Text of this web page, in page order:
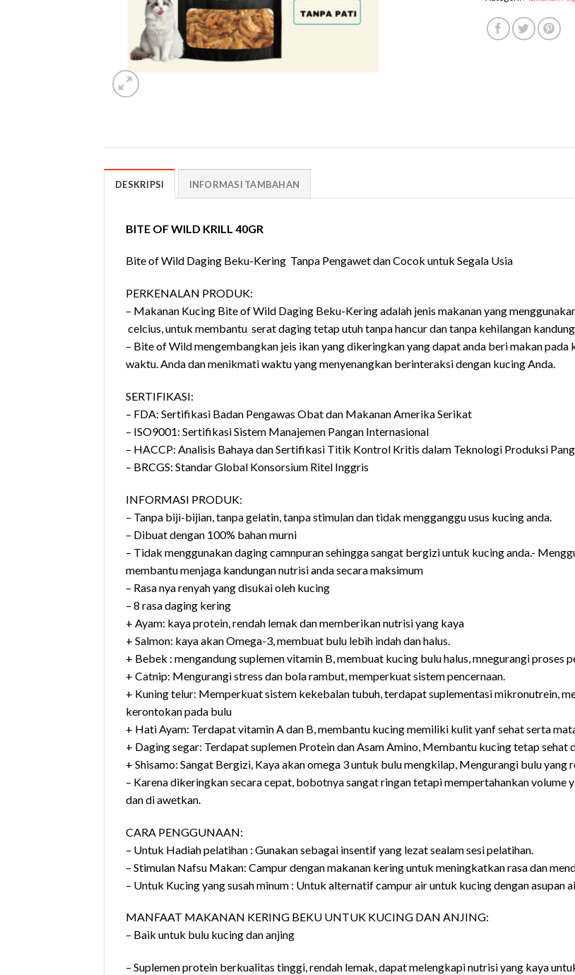
DESKRIPSI INFORMASI TAMBAHAN
BITE OF WILD KRILL 40GR
Bite of Wild Daging Beku-Kering Tanpa Pengawet dan Cocok untuk Segala Usia
PERKENALAN PRODUK:
– Makanan Kucing Bite of Wild Daging Beku-Kering adalah jenis makanan yang
celcius, untuk membantu serat daging tetap utuh tanpa hancur dan tanpa kehilangan
– Bite of Wild mengembangkan jeis ikan yang dikeringkan yang dapat anda beri makan pada
waktu. Anda dan menikmati waktu yang menyenangkan berinteraksi dengan kucing Anda.
SERTIFIKASI:
– FDA: Sertifikasi Badan Pengawas Obat dan Makanan Amerika Serikat
– ISO9001: Sertifikasi Sistem Manajemen Pangan Internasional
– HACCP: Analisis Bahaya dan Sertifikasi Titik Kontrol Kritis dalam Teknologi Produksi
– BRCGS: Standar Global Konsorsium Ritel Inggris
INFORMASI PRODUK:
– Tanpa biji-bijian, tanpa gelatin, tanpa stimulan dan tidak mengganggu usus kucing anda.
– Dibuat dengan 100% bahan murni
– Tidak menggunakan daging camnpuran sehingga sangat bergizi untuk kucing anda.-
membantu menjaga kandungan nutrisi anda secara maksimum
– Rasa nya renyah yang disukai oleh kucing
– 8 rasa daging kering
+ Ayam: kaya protein, rendah lemak dan memberikan nutrisi yang kaya
+ Salmon: kaya akan Omega-3, membuat bulu lebih indah dan halus.
+ Bebek : mengandung suplemen vitamin B, membuat kucing bulu halus, mnegurangi proses
+ Catnip: Mengurangi stress dan bola rambut, memperkuat sistem pencernaan.
+ Kuning telur: Memperkuat sistem kekebalan tubuh, terdapat suplementasi mikronutrein,
kerontokan pada bulu
+ Hati Ayam: Terdapat vitamin A dan B, membantu kucing memiliki kulit yanf sehat serta
+ Daging segar: Terdapat suplemen Protein dan Asam Amino, Membantu kucing tetap sehat
+ Shisamo: Sangat Bergizi, Kaya akan omega 3 untuk bulu mengkilap, Mengurangi bulu yang
– Karena dikeringkan secara cepat, bobotnya sangat ringan tetapi mempertahankan volume
dan di awetkan.
CARA PENGGUNAAN:
– Untuk Hadiah pelatihan : Gunakan sebagai insentif yang lezat sealam sesi pelatihan.
– Stimulan Nafsu Makan: Campur dengan makanan kering untuk meningkatkan rasa dan
– Untuk Kucing yang susah minum : Untuk alternatif campur air untuk kucing dengan asupan
MANFAAT MAKANAN KERING BEKU UNTUK KUCING DAN ANJING:
– Baik untuk bulu kucing dan anjing
– Suplemen protein berkualitas tinggi, rendah lemak, dapat melengkapi nutrisi yang kaya